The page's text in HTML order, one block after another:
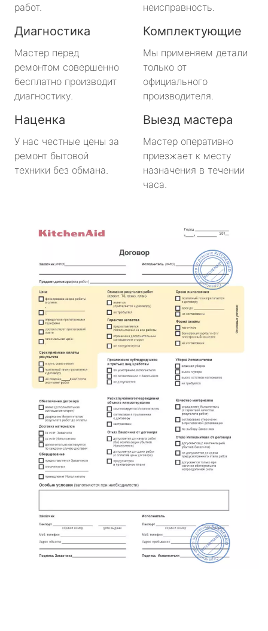
работ.
неисправность.
Диагностика
Мастер перед
ремонтом совершенно
бесплатно производит
диагностику.
Комплектующие
Мы применяем детали
только от
официального
производителя.
Наценка
У нас честные цены за
ремонт бытовой
техники без обмана.
Выезд мастера
Мастер оперативно
приезжает к месту
назначения в течении
часа.